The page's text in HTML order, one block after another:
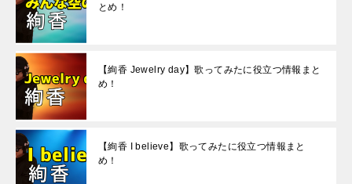
とめ！
【絢香 Jewelry day】歌ってみたに役立つ情報まと
め！
【絢香 I believe】歌ってみたに役立つ情報まと
め！